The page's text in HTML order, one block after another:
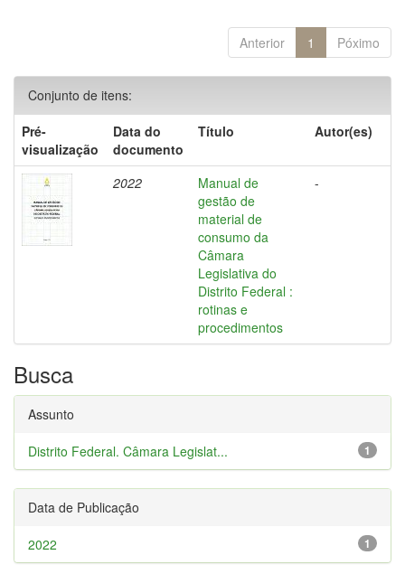
Anterior 1 Póximo
Conjunto de itens:
Pré-
visualização
Data do
documento
Título Autor(es)
2022
Manual de
gestão de
material de
consumo da
Câmara
Legislativa do
Distrito Federal :
rotinas e
procedimentos
-
Busca
Assunto
1
Distrito Federal. Câmara Legislat...
Data de Publicação
1
2022